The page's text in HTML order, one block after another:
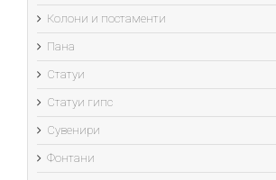
Колони и постаменти
Пана
Статуи
Статуи гипс
Сувенири
Фонтани